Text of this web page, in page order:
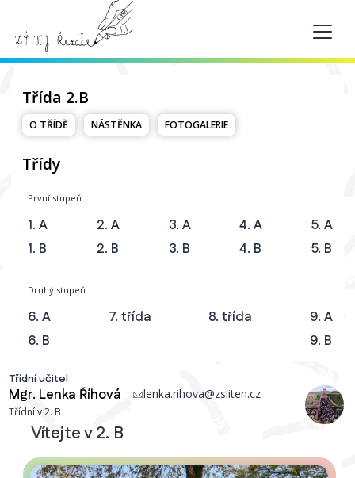
Třída 2.B
O TŘÍDĚ NÁSTĚNKA FOTOGALERIE
Třídy
První stupeň
1. A
1. B
2. A
2. B
3. A
3. B
4. A
4. B
5. A
5. B
Druhý stupeň
6. A
6. B
7. třída 8. třída
9. A
9. B
Třídní učitel
Mgr. Lenka Říhová
Třídní v 2. B
lenka.rihova@zsliten.cz
Vítejte v 2. B